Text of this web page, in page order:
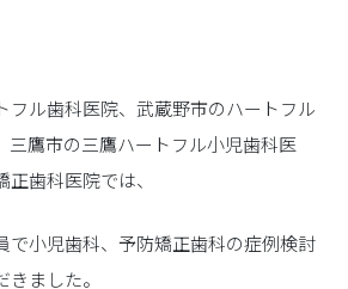
ル歯科医院、武蔵野市のハートフル
三鷹市の三鷹ハートフル小児歯科医
歯科医院では、
で小児歯科、予防矯正歯科の症例検討
ました。